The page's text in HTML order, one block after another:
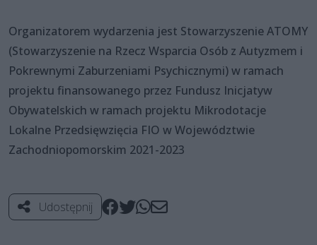
Organizatorem wydarzenia jest Stowarzyszenie ATOMY
(Stowarzyszenie na Rzecz Wsparcia Osób z Autyzmem i
Pokrewnymi Zaburzeniami Psychicznymi) w ramach
projektu finansowanego przez Fundusz Inicjatyw
Obywatelskich w ramach projektu Mikrodotacje
Lokalne Przedsięwzięcia FIO w Województwie
Zachodniopomorskim 2021-2023
Udostępnij